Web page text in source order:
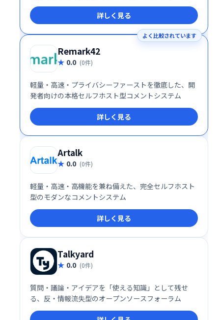
詳しく見る
よく比較されています
Remark42
0.0 (0件)
軽量・高速・プライバシーファーストを徹底した、開
発者向けの本格セルフホスト型コメントシステム
詳しく見る
Artalk
0.0 (0件)
軽量・高速・高機能を兼ね備えた、完全セルフホスト
型のモダンなコメントシステム
詳しく見る
Talkyard
0.0 (0件)
質問・議論・アイデアを「使える知識」として残せ
る、反・情報流失型のオープンソースフォーラム